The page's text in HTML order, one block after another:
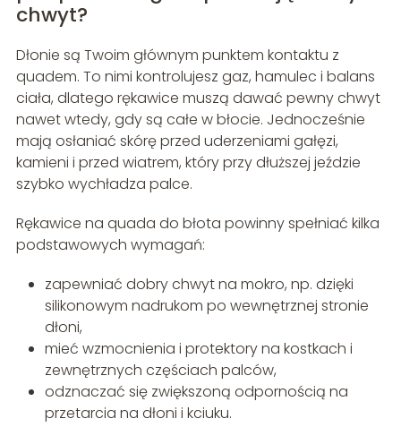
chwyt?
Dłonie są Twoim głównym punktem kontaktu z
quadem. To nimi kontrolujesz gaz, hamulec i balans
ciała, dlatego rękawice muszą dawać pewny chwyt
nawet wtedy, gdy są całe w błocie. Jednocześnie
mają osłaniać skórę przed uderzeniami gałęzi,
kamieni i przed wiatrem, który przy dłuższej jeździe
szybko wychładza palce.
Rękawice na quada do błota powinny spełniać kilka
podstawowych wymagań:
zapewniać dobry chwyt na mokro, np. dzięki
silikonowym nadrukom po wewnętrznej stronie
dłoni,
mieć wzmocnienia i protektory na kostkach i
zewnętrznych częściach palców,
odznaczać się zwiększoną odpornością na
przetarcia na dłoni i kciuku.